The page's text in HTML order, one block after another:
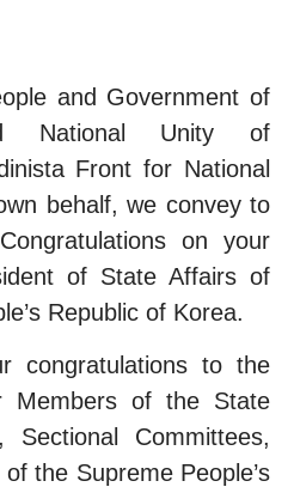
and Government of
National Unity of
Front for National
behalf, we convey to
on your
of State Affairs of
Republic of Korea.
congratulations to the
Members of the State
Sectional Committees,
the Supreme People’s